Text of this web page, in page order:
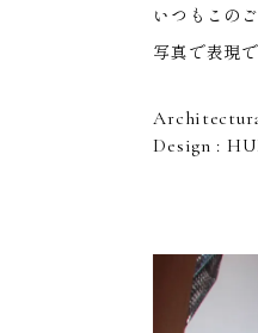
いつもこの
写真で表現
Design :